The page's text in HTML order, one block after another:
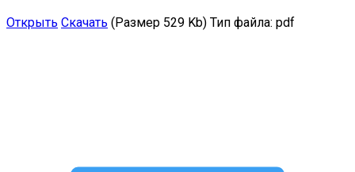
Открыть Скачать (Размер 529 Kb) Тип файла: pdf